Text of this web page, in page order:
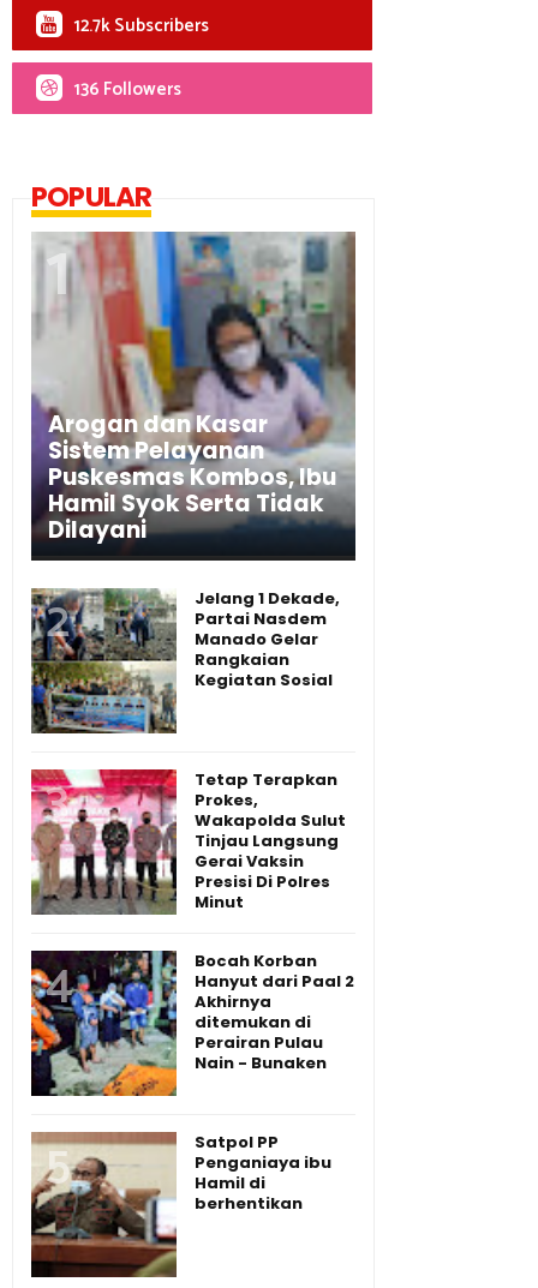
12.7k Subscribers
136 Followers
POPULAR
Arogan dan Kasar
Sistem Pelayanan
Puskesmas Kombos, Ibu
Hamil Syok Serta Tidak
Dilayani
Jelang 1 Dekade,
Partai Nasdem
Manado Gelar
Rangkaian
Kegiatan Sosial
Tetap Terapkan
Prokes,
Wakapolda Sulut
Tinjau Langsung
Gerai Vaksin
Presisi Di Polres
Minut
Bocah Korban
Hanyut dari Paal 2
Akhirnya
ditemukan di
Perairan Pulau
Nain - Bunaken
Satpol PP
Penganiaya ibu
Hamil di
berhentikan